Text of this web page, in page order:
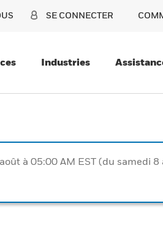
SE CONNECTER
Industries
à 05:00 AM EST (du samedi 8